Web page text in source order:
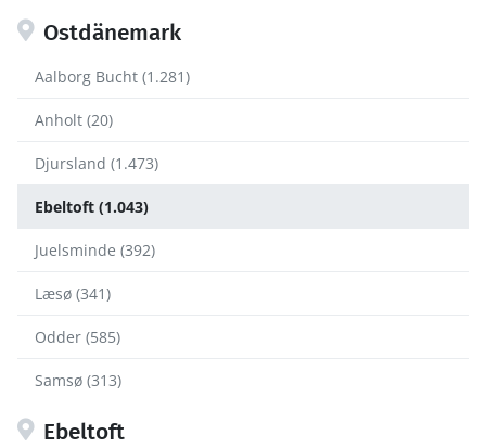
Ostdänemark
Aalborg Bucht (1.281)
Anholt (20)
Djursland (1.473)
Ebeltoft (1.043)
Juelsminde (392)
Læsø (341)
Odder (585)
Samsø (313)
Ebeltoft